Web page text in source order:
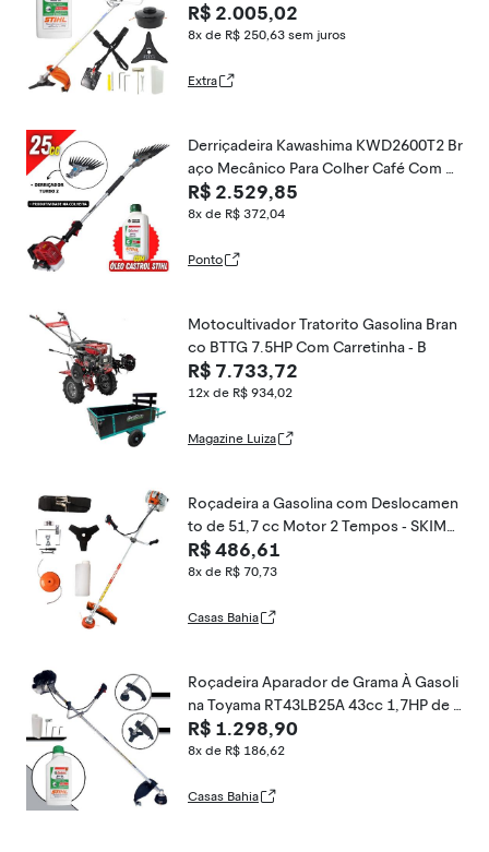
s, Cinto e Carretel Nylon + Óleo 2 Temp
os Castrol Stihl 500ml Lubrificante
R$ 2.005,02
8x de R$ 250,63 sem juros
Extra
Derriçadeira Kawashima KWD2600T2 Br
aço Mecânico Para Colher Café Com H
aste 1100mm Motor M2600 e Kit Garra
Turbo 2 + Óleo Castrol Sthil de 500ml
R$ 2.529,85
8x de R$ 372,04
Ponto
Motocultivador Tratorito Gasolina Bran
co BTTG 7.5HP Com Carretinha - B
R$ 7.733,72
12x de R$ 934,02
Magazine Luiza
Roçadeira a Gasolina com Deslocamen
to de 51,7 cc Motor 2 Tempos - SKIM5
200H -INTECH MACHINE
R$ 486,61
8x de R$ 70,73
Casas Bahia
Roçadeira Aparador de Grama À Gasoli
na Toyama RT43LB25A 43cc 1,7HP de A
lta Performance Completa Com Carrete
l Nylon + Lâmina 3 Pontas + ÓLEO STIHL
R$ 1.298,90
8x de R$ 186,62
Casas Bahia